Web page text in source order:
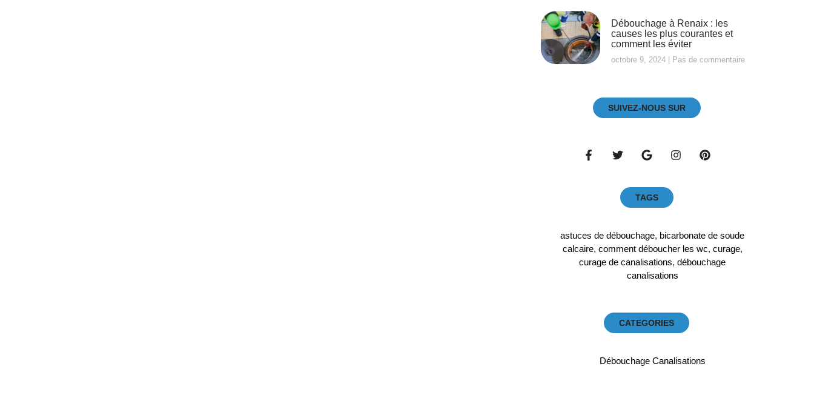
Débouchage à Renaix : les
causes les plus courantes et
comment les éviter
octobre 9, 2024 Pas de commentaire
SUIVEZ-NOUS SUR
TAGS
astuces de débouchage, bicarbonate de soude
calcaire, comment déboucher les wc, curage,
curage de canalisations, débouchage
canalisations
CATEGORIES
Débouchage Canalisations